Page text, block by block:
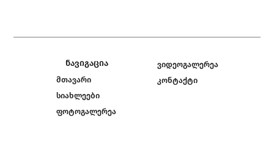
ნავიგაცია
მთავარი
სიახლეები
ფოტოგალერეა
ვიდეოგალერეა
კონტაქტი